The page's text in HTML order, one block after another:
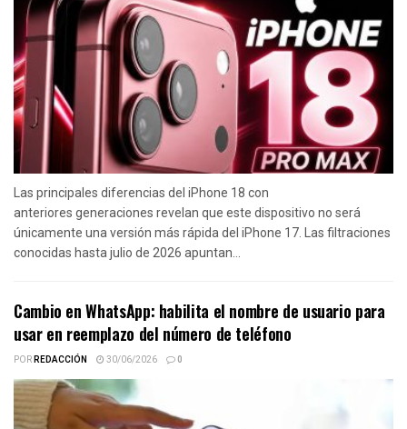
Las principales diferencias del iPhone 18 con
anteriores generaciones revelan que este dispositivo no será
únicamente una versión más rápida del iPhone 17. Las filtraciones
conocidas hasta julio de 2026 apuntan...
Cambio en WhatsApp: habilita el nombre de usuario para
usar en reemplazo del número de teléfono
PORREDACCIÓN 30/06/2026 0